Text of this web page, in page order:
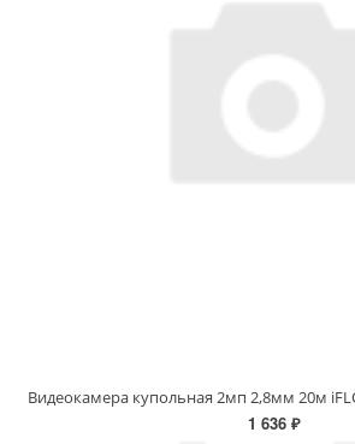
Видеокамера купольная 2мп 2,8мм 20м
1 636 ₽